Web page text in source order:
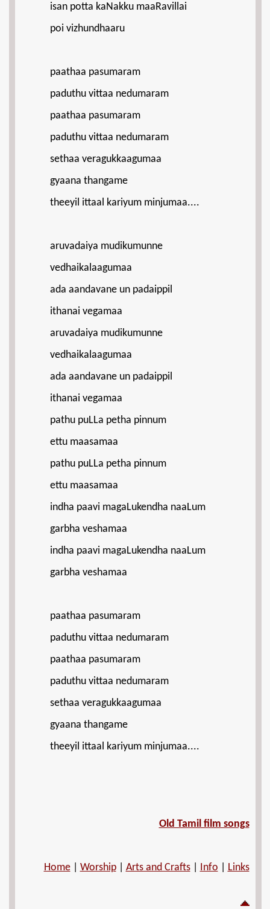
isan potta kaNakku maaRavillai
poi vizhundhaaru
paathaa pasumaram
paduthu vittaa nedumaram
paathaa pasumaram
paduthu vittaa nedumaram
sethaa veragukkaagumaa
gyaana thangame
theeyil ittaal kariyum minjumaa....
aruvadaiya mudikumunne
vedhaikalaagumaa
ada aandavane un padaippil
ithanai vegamaa
aruvadaiya mudikumunne
vedhaikalaagumaa
ada aandavane un padaippil
ithanai vegamaa
pathu puLLa petha pinnum
ettu maasamaa
pathu puLLa petha pinnum
ettu maasamaa
indha paavi magaLukendha naaLum
garbha veshamaa
indha paavi magaLukendha naaLum
garbha veshamaa
paathaa pasumaram
paduthu vittaa nedumaram
paathaa pasumaram
paduthu vittaa nedumaram
sethaa veragukkaagumaa
gyaana thangame
theeyil ittaal kariyum minjumaa....
Old Tamil film songs
Home| Worship| Arts and Crafts| Info Links